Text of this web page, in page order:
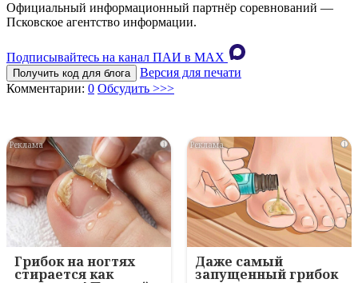
Официальный информационный партнёр соревнований —
Псковское агентство информации.
Подписывайтесь на канал ПАИ в MAХ
Получить код для блога
Версия для печати
Комментарии: 0 Обсудить >>>
i
Грибок на ногтях
стирается как
i
Даже самый
запущенный грибок